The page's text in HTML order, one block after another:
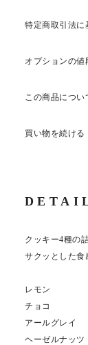
特定商取引法に
オプションの値
この商品につい
買い物を続ける
クッキー4種の
サクッとした食
レモン レモ
チョコ カカ
アールグレイ
ヘーゼルナッ